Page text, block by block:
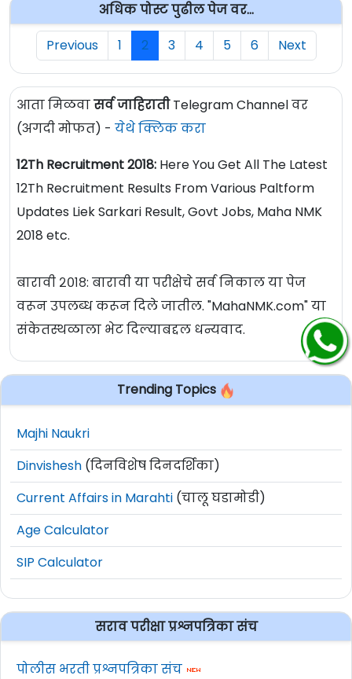
अधिक पोस्ट पुढील पेज वर...
Previous
1 2 3 4 5 6 Next
आता मिळवासर्व जाहिरातीTelegram Channel वर
(अगदी मोफत) - येथे क्लिक करा
12Th Recruitment 2018: Here You Get All The Latest
12Th Recruitment Results From Various Paltform
Updates Liek Sarkari Result, Govt Jobs, Maha NMK
2018 etc.
बारावी २०१८: बारावी या परीक्षेचे सर्व निकाल या पेज
वरून उपलब्ध करून दिले जातील. "MahaNMK.com" या
संकेतस्थळाला भेट दिल्याबद्दल धन्यवाद.
Trending Topics
Majhi Naukri
Dinvishesh (दिनविशेष दिनदर्शिका)
Current Affairs in Marahti (चालू घडामोडी)
Age Calculator
SIP Calculator
सराव परीक्षा प्रश्नपत्रिका संच
पोलीस भरती प्रश्नपत्रिका संच